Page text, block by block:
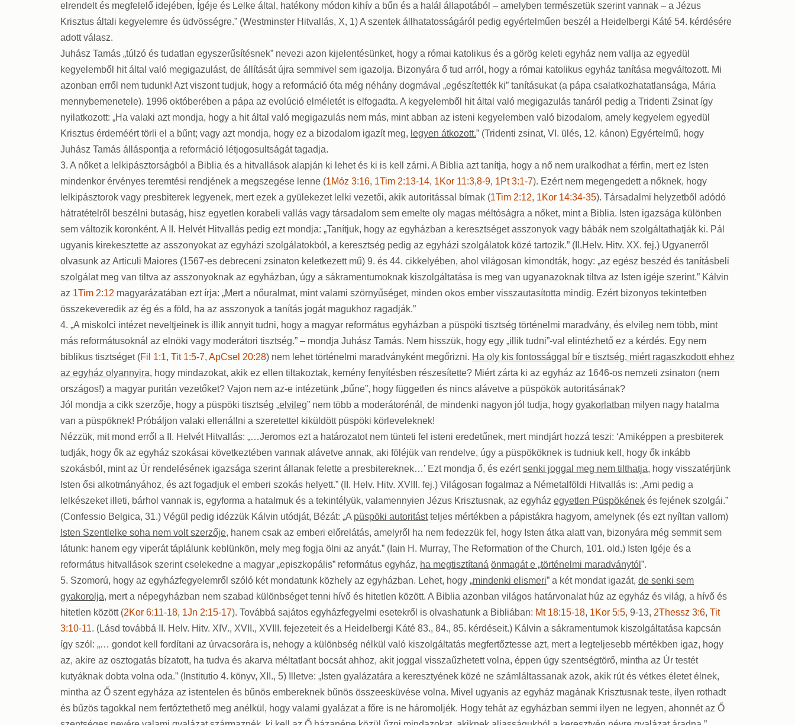
elrendelt és megfelelő idejében, Ígéje és Lelke által, hatékony módon kihív a bűn és a halál állapotából – amelyben természetük szerint vannak – a Jézus
Krisztus általi kegyelemre és üdvösségre.” (Westminster Hitvallás, X, 1) A szentek állhatatosságáról pedig egyértelműen beszél a Heidelbergi Káté 54. kérdésére
adott válasz.
Juhász Tamás „túlzó és tudatlan egyszerűsítésnek” nevezi azon kijelentésünket, hogy a római katolikus és a görög keleti egyház nem vallja az egyedül
kegyelemből hit által való megigazulást, de állítását újra semmivel sem igazolja. Bizonyára ő tud arról, hogy a római katolikus egyház tanítása megváltozott. Mi
azonban erről nem tudunk! Azt viszont tudjuk, hogy a reformáció óta még néhány dogmával „egészítették ki” tanításukat (a pápa csalatkozhatatlansága, Mária
mennybemenetele). 1996 októberében a pápa az evolúció elméletét is elfogadta. A kegyelemből hit által való megigazulás tanáról pedig a Tridenti Zsinat így
nyilatkozott: „Ha valaki azt mondja, hogy a hit által való megigazulás nem más, mint abban az isteni kegyelemben való bizodalom, amely kegyelem egyedül
Krisztus érdeméért törli el a bűnt; vagy azt mondja, hogy ez a bizodalom igazít meg, legyen átkozott.” (Tridenti zsinat, VI. ülés, 12. kánon) Egyértelmű, hogy
Juhász Tamás álláspontja a reformáció létjogosultságát tagadja.
3. A nőket a lelkipásztorságból a Biblia és a hitvallások alapján ki lehet és ki is kell zárni. A Biblia azt tanítja, hogy a nő nem uralkodhat a férfin, mert ez Isten
mindenkor érvényes teremtési rendjének a megszegése lenne (1Móz 3:16, 1Tim 2:13-14, 1Kor 11:3,8-9, 1Pt 3:1-7). Ezért nem megengedett a nőknek, hogy
lelkipásztorok vagy presbiterek legyenek, mert ezek a gyülekezet lelki vezetői, akik autoritással bírnak (1Tim 2:12, 1Kor 14:34-35). Társadalmi helyzetből adódó
hátratételről beszélni butaság, hisz egyetlen korabeli vallás vagy társadalom sem emelte oly magas méltóságra a nőket, mint a Biblia. Isten igazsága különben
sem változik koronként. A II. Helvét Hitvallás pedig ezt mondja: „Tanítjuk, hogy az egyházban a keresztséget asszonyok vagy bábák nem szolgáltathatják ki. Pál
ugyanis kirekesztette az asszonyokat az egyházi szolgálatokból, a keresztség pedig az egyházi szolgálatok közé tartozik.” (II.Helv. Hitv. XX. fej.) Ugyanerről
olvasunk az Articuli Maiores (1567-es debreceni zsinaton keletkezett mű) 9. és 44. cikkelyében, ahol világosan kimondták, hogy: „az egész beszéd és tanításbeli
szolgálat meg van tiltva az asszonyoknak az egyházban, úgy a sákramentumoknak kiszolgáltatása is meg van ugyanazoknak tiltva az Isten igéje szerint.” Kálvin
az 1Tim 2:12 magyarázatában ezt írja: „Mert a nőuralmat, mint valami szörnyűséget, minden okos ember visszautasította mindig. Ezért bizonyos tekintetben
összekeveredik az ég és a föld, ha az asszonyok a tanítás jogát magukhoz ragadják.”
4. „A miskolci intézet neveltjeinek is illik annyit tudni, hogy a magyar református egyházban a püspöki tisztség történelmi maradvány, és elvileg nem több, mint
más reformátusoknál az elnöki vagy moderátori tisztség.” – mondja Juhász Tamás. Nem hisszük, hogy egy „illik tudni”-val elintézhető ez a kérdés. Egy nem
biblikus tisztséget (Fil 1:1, Tit 1:5-7, ApCsel 20:28) nem lehet történelmi maradványként megőrizni. Ha oly kis fontossággal bír e tisztség, miért ragaszkodott ehhez
az egyház olyannyira, hogy mindazokat, akik ez ellen tiltakoztak, kemény fenyítésben részesítette? Miért zárta ki az egyház az 1646-os nemzeti zsinaton (nem
országos!) a magyar puritán vezetőket? Vajon nem az-e intézetünk „bűne”, hogy független és nincs alávetve a püspökök autoritásának?
Jól mondja a cikk szerzője, hogy a püspöki tisztség „elvileg” nem több a moderátorénál, de mindenki nagyon jól tudja, hogy gyakorlatban milyen nagy hatalma
van a püspöknek! Próbáljon valaki ellenállni a szeretettel kiküldött püspöki körleveleknek!
Nézzük, mit mond erről a II. Helvét Hitvallás: „…Jeromos ezt a határozatot nem tünteti fel isteni eredetűnek, mert mindjárt hozzá teszi: ‘Amiképpen a presbiterek
tudják, hogy ők az egyház szokásai következtében vannak alávetve annak, aki föléjük van rendelve, úgy a püspököknek is tudniuk kell, hogy ők inkább
szokásból, mint az Úr rendelésének igazsága szerint állanak felette a presbitereknek…’ Ezt mondja ő, és ezértsenki joggal meg nem tilthatja, hogy visszatérjünk
Isten ősi alkotmányához, és azt fogadjuk el emberi szokás helyett.” (II. Helv. Hitv. XVIII. fej.) Világosan fogalmaz a Németalföldi Hitvallás is: „Ami pedig a
lelkészeket illeti, bárhol vannak is, egyforma a hatalmuk és a tekintélyük, valamennyien Jézus Krisztusnak, az egyház egyetlen Püspökének és fejének szolgái.”
(Confessio Belgica, 31.) Végül pedig idézzük Kálvin utódját, Bézát: „A püspöki autoritástteljes mértékben a pápistákra hagyom, amelynek (és ezt nyíltan vallom)
Isten Szentlelke soha nem volt szerzője, hanem csak az emberi előrelátás, amelyről ha nem fedezzük fel, hogy Isten átka alatt van, bizonyára még semmit sem
látunk: hanem egy viperát táplálunk keblünkön, mely meg fogja ölni az anyát.” (Iain H. Murray, The Reformation of the Church, 101. old.) Isten Igéje és a
református hitvallások szerint cselekedne a magyar „episzkopális” református egyház, ha megtisztítaná önmagát e „történelmi maradványtól ”.
5. Szomorú, hogy az egyházfegyelemről szóló két mondatunk közhely az egyházban. Lehet, hogy „mindenki elismeri” a két mondat igazát, de senki sem
gyakorolja, mert a népegyházban nem szabad különbséget tenni hívő és hitetlen között. A Biblia azonban világos határvonalat húz az egyház és világ, a hívő és
hitetlen között (2Kor 6:11-18, 1Jn 2:15-17). Továbbá sajátos egyházfegyelmi esetekről is olvashatunk a Bibliában: Mt 18:15-18, 1Kor 5:5, 9-13, 2Thessz 3:6, Tit
3:10-11. (Lásd továbbá II. Helv. Hitv. XIV., XVII., XVIII. fejezeteit és a Heidelbergi Káté 83., 84., 85. kérdéseit.) Kálvin a sákramentumok kiszolgáltatása kapcsán
így szól: „… gondot kell fordítani az úrvacsorára is, nehogy a különbség nélkül való kiszolgáltatás megfertőztesse azt, mert a legteljesebb mértékben igaz, hogy
az, akire az osztogatás bízatott, ha tudva és akarva méltatlant bocsát ahhoz, akit joggal visszaűzhetett volna, éppen úgy szentségtörő, mintha az Úr testét
kutyáknak dobta volna oda.” (Institutio 4. könyv, XII., 5) Illetve: „Isten gyalázatára a keresztyének közé ne számláltassanak azok, akik rút és vétkes életet élnek,
mintha az Ő szent egyháza az istentelen és bűnös embereknek bűnös összeesküvése volna. Mivel ugyanis az egyház magának Krisztusnak teste, ilyen rothadt
és bűzös tagokkal nem fertőztethető meg anélkül, hogy valami gyalázat a főre is ne háromoljék. Hogy tehát az egyházban semmi ilyen ne legyen, ahonnét az Ő